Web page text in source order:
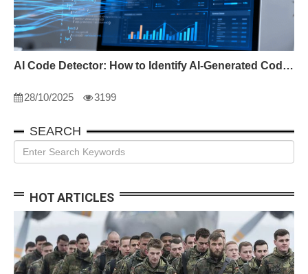
AI Code Detector: How to Identify AI-Generated Code in 2024
28/10/2025 3199
SEARCH
HOT ARTICLES